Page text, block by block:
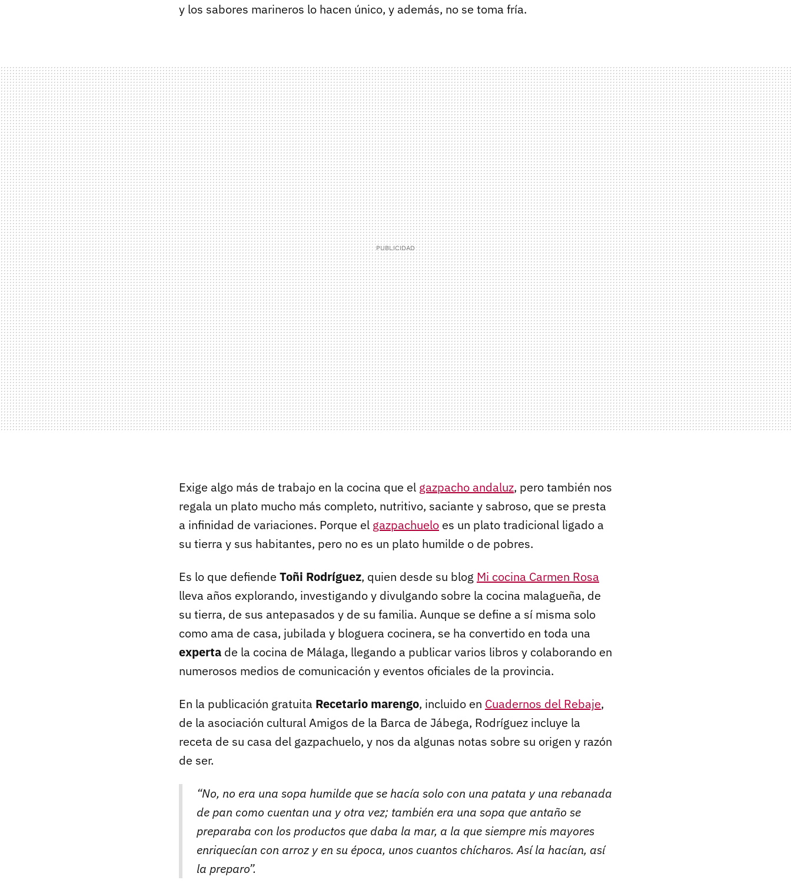
y los sabores marineros lo hacen único, y además, no se toma fría.
Exige algo más de trabajo en la cocina que el gazpacho andaluz, pero también nos
regala un plato mucho más completo, nutritivo, saciante y sabroso, que se presta
a infinidad de variaciones. Porque el gazpachuelo es un plato tradicional ligado a
su tierra y sus habitantes, pero no es un plato humilde o de pobres.
Es lo que defiende Toñi Rodríguez, quien desde su blog Mi cocina Carmen Rosa
lleva años explorando, investigando y divulgando sobre la cocina malagueña, de
su tierra, de sus antepasados y de su familia. Aunque se define a sí misma solo
como ama de casa, jubilada y bloguera cocinera, se ha convertido en toda una
experta de la cocina de Málaga, llegando a publicar varios libros y colaborando en
numerosos medios de comunicación y eventos oficiales de la provincia.
En la publicación gratuita Recetario marengo, incluido en Cuadernos del Rebaje,
de la asociación cultural Amigos de la Barca de Jábega, Rodríguez incluye la
receta de su casa del gazpachuelo, y nos da algunas notas sobre su origen y razón
de ser.
“No, no era una sopa humilde que se hacía solo con una patata y una rebanada
de pan como cuentan una y otra vez; también era una sopa que antaño se
preparaba con los productos que daba la mar, a la que siempre mis mayores
enriquecían con arroz y en su época, unos cuantos chícharos. Así la hacían, así
la preparo”.